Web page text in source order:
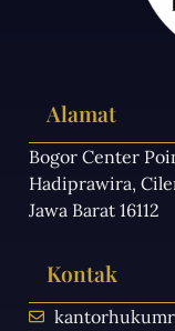
Alamat
Bogor Center
Hadiprawira,
Jawa Barat 16112
Kontak